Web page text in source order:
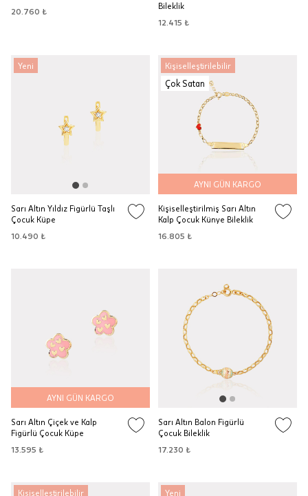
20.760 ₺
Bileklik
12.415 ₺
Yeni
Sarı Altın Yıldız Figürlü Taşlı
Çocuk Küpe
10.490 ₺
Kişiselleştirilebilir
Çok Satan
AYNI GÜN KARGO
Kişiselleştirilmiş Sarı Altın
Kalp Çocuk Künye Bileklik
16.805 ₺
AYNI GÜN KARGO
Sarı Altın Çiçek ve Kalp
Figürlü Çocuk Küpe
13.595 ₺
Sarı Altın Balon Figürlü
Çocuk Bileklik
17.230 ₺
Kişiselleştirilebilir Yeni